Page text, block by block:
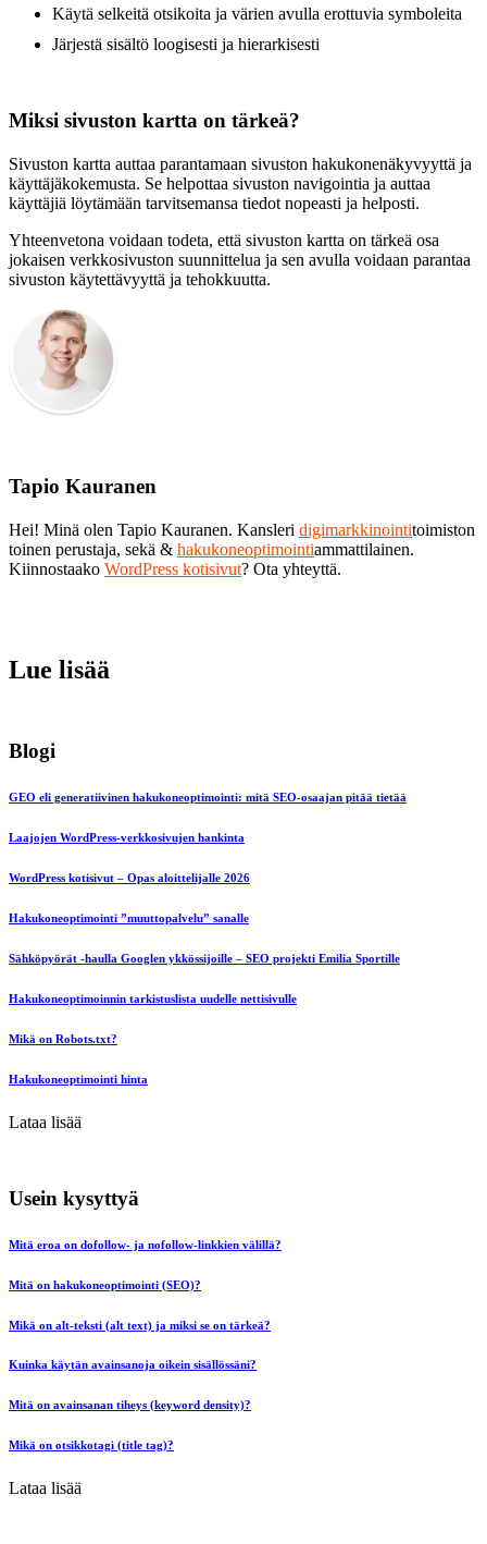
Käytä selkeitä otsikoita ja värien avulla erottuvia symboleita
Järjestä sisältö loogisesti ja hierarkisesti
Miksi sivuston kartta on tärkeä?
Sivuston kartta auttaa parantamaan sivuston hakukonenäkyvyyttä ja
käyttäjäkokemusta. Se helpottaa sivuston navigointia ja auttaa
käyttäjiä löytämään tarvitsemansa tiedot nopeasti ja helposti.
Yhteenvetona voidaan todeta, että sivuston kartta on tärkeä osa
jokaisen verkkosivuston suunnittelua ja sen avulla voidaan parantaa
sivuston käytettävyyttä ja tehokkuutta.
Tapio Kauranen
Hei! Minä olen Tapio Kauranen. Kansleri digimarkkinointitoimiston
toinen perustaja, sekä & hakukoneoptimointiammattilainen.
Kiinnostaako WordPress kotisivut? Ota yhteyttä.
Lue lisää
Blogi
GEO eli generatiivinen hakukoneoptimointi: mitä SEO-osaajan pitää tietää
Laajojen WordPress-verkkosivujen hankinta
WordPress kotisivut – Opas aloittelijalle 2026
Hakukoneoptimointi ”muuttopalvelu” sanalle
Sähköpyörät -haulla Googlen ykkössijoille – SEO projekti Emilia Sportille
Hakukoneoptimoinnin tarkistuslista uudelle nettisivulle
Mikä on Robots.txt?
Hakukoneoptimointi hinta
Lataa lisää
Usein kysyttyä
Mitä eroa on dofollow- ja nofollow-linkkien välillä?
Mitä on hakukoneoptimointi (SEO)?
Mikä on alt-teksti (alt text) ja miksi se on tärkeä?
Kuinka käytän avainsanoja oikein sisällössäni?
Mitä on avainsanan tiheys (keyword density)?
Mikä on otsikkotagi (title tag)?
Lataa lisää